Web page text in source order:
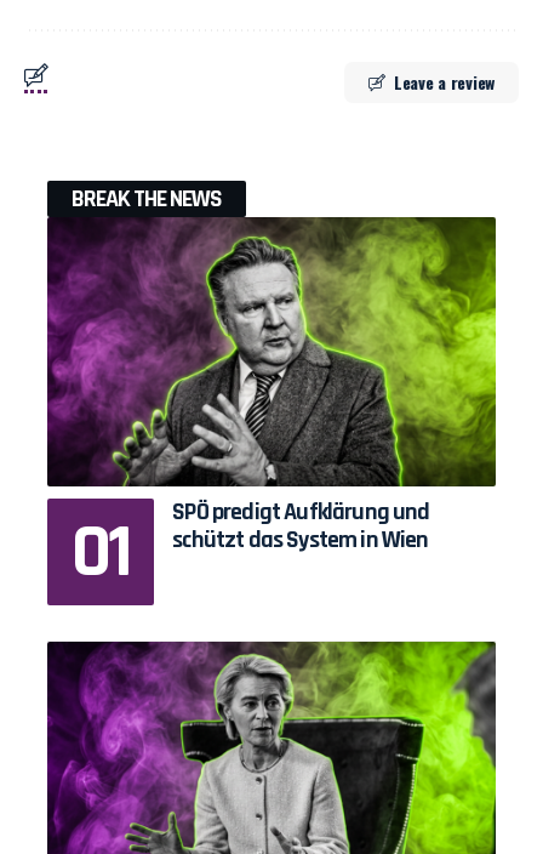
Leave a review
BREAK THE NEWS
SPÖ predigt Aufklärung und
schützt das System in Wien